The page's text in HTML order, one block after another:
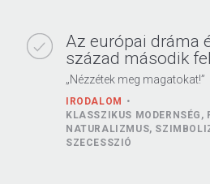
Az európai dráma
század második
„Nézzétek meg magatokat!”
IRODALOM
KLASSZIKUS MODERNSÉG,
NATURALIZMUS,
SZECESSZIÓ